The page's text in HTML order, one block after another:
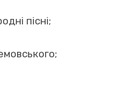
пісні;